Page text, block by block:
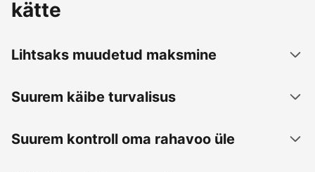
kätte
Lihtsaks muudetud maksmine
Suurem käibe turvalisus
Suurem kontroll oma rahavoo üle